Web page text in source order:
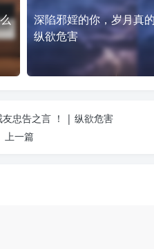
深陷邪婬的你，岁月真
纵欲危害
友忠告之言 ！ | 纵欲危害
上一篇